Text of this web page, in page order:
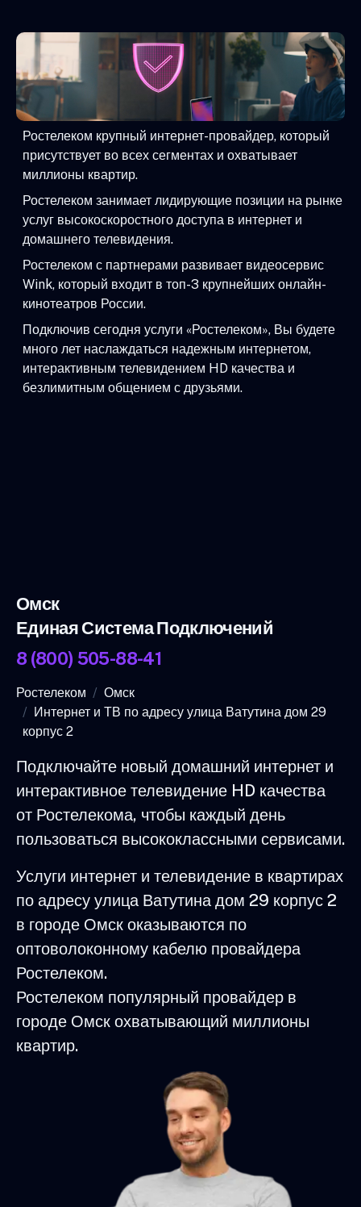
Ростелеком крупный интернет-провайдер, который
присутствует во всех сегментах и охватывает
миллионы квартир.
Ростелеком занимает лидирующие позиции на рынке
услуг высокоскоростного доступа в интернет и
домашнего телевидения.
Ростелеком с партнерами развивает видеосервис
Wink, который входит в топ-3 крупнейших онлайн-
кинотеатров России.
Подключив сегодня услуги «Ростелеком», Вы будете
много лет наслаждаться надежным интернетом,
интерактивным телевидением HD качества и
безлимитным общением с друзьями.
Омск
Единая Система Подключений
8 (800) 505-88-41
Ростелеком
Омск
Интернет и ТВ по адресу улица Ватутина дом 29
корпус 2
Подключайте новый домашний интернет и
интерактивное телевидение HD качества
от Ростелекома, чтобы каждый день
пользоваться высококлассными сервисами.
Услуги интернет и телевидение в квартирах
по адресу улица Ватутина дом 29 корпус 2
в городе Омск оказываются по
оптоволоконному кабелю провайдера
Ростелеком.
Ростелеком популярный провайдер в
городе Омск охватывающий миллионы
квартир.